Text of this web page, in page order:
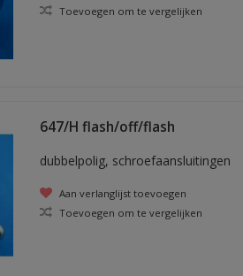
Toevoegen om te vergelijken
647/H flash/off/flash
dubbelpolig, schroefaansluitingen
Aan verlanglijst toevoegen
Toevoegen om te vergelijken